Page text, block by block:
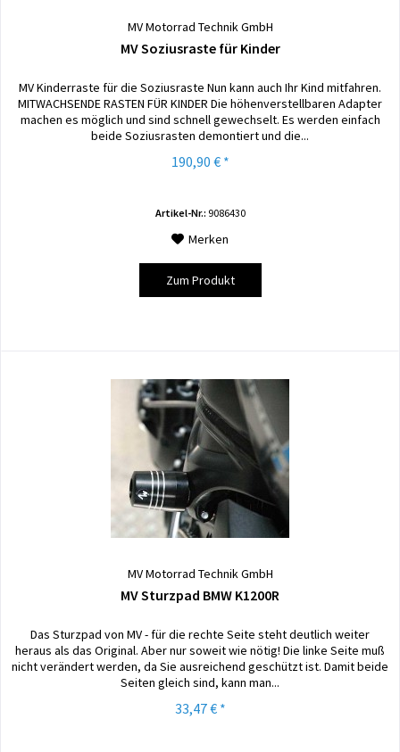
MV Motorrad Technik GmbH
MV Soziusraste für Kinder
MV Kinderraste für die Soziusraste Nun kann auch Ihr Kind mitfahren.
MITWACHSENDE RASTEN FÜR KINDER Die höhenverstellbaren Adapter
machen es möglich und sind schnell gewechselt. Es werden einfach
beide Soziusrasten demontiert und die...
190,90 € *
Artikel-Nr.: 9086430
Merken
Zum Produkt
MV Motorrad Technik GmbH
MV Sturzpad BMW K1200R
Das Sturzpad von MV - für die rechte Seite steht deutlich weiter
heraus als das Original. Aber nur soweit wie nötig! Die linke Seite muß
nicht verändert werden, da Sie ausreichend geschützt ist. Damit beide
Seiten gleich sind, kann man...
33,47 € *